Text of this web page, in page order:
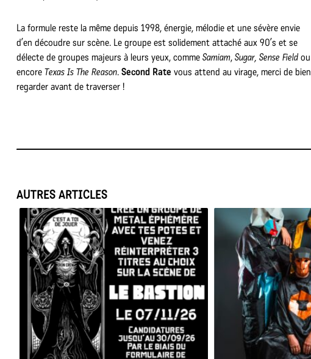
La formule reste la même depuis 1998, énergie, mélodie et une sévère envie
d’en découdre sur scène. Le groupe est solidement attaché aux 90’s et se
délecte de groupes majeurs à leurs yeux, comme Samiam, Sugar, Sense Fieldou
encore Texas Is The Reason. Second Rate vous attend au virage, merci de bien
regarder avant de traverser !
AUTRES ARTICLES
BESAC METAL ALL STARS 2026